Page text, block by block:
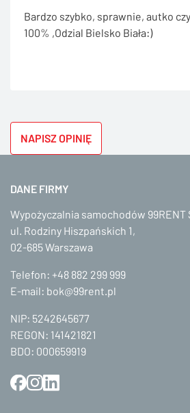
NAPISZ OPINIĘ
Bardzo szybko, sprawnie, autko
100% ,Odzial Bielsko Biała:)
DANE FIRMY
Wypożyczalnia samochodów 99RENT
ul. Rodziny Hiszpańskich 1,
02-685 Warszawa
Telefon: +48 882 299 999
E-mail: bok@99rent.pl
NIP: 5242645677
REGON: 141421821
BDO: 000659919